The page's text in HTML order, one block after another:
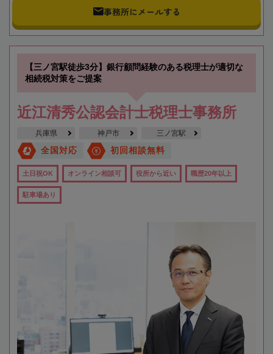
事務所にメールする
【三ノ宮駅徒歩3分】銀行顧問経験のある税理士が適切な
相続税対策をご提案
近江清秀公認会計士税理士事務所
兵庫県 神戸市 三ノ宮駅
全国対応 初回相談無料
土日祝OK オンライン相談可 役所から近い 職歴20年以上
駐車場あり